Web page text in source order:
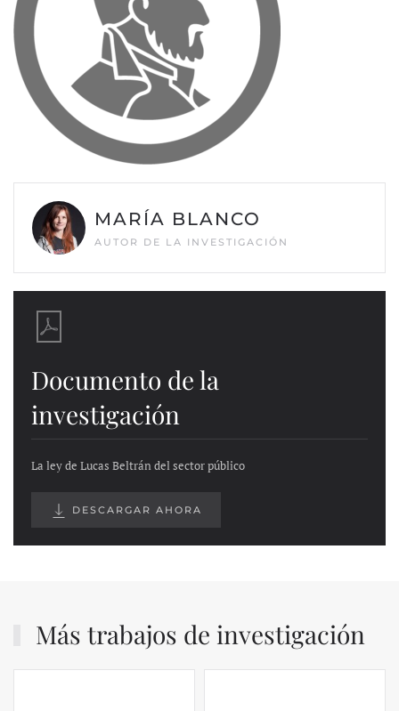
MARÍA BLANCO
AUTOR DE LA INVESTIGACIÓN
Documento de la
investigación
La ley de Lucas Beltrán del sector público
DESCARGAR AHORA
Más trabajos de investigación